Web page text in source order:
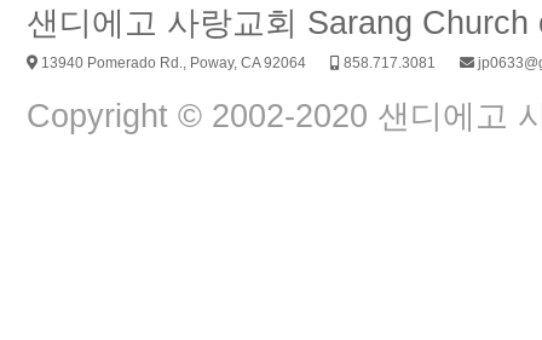
샌디에고 사랑교회 Sarang Church
13940 Pomerado Rd., Poway, CA 92064 858.717.3081
Copyright © 2002-2020 샌디에고